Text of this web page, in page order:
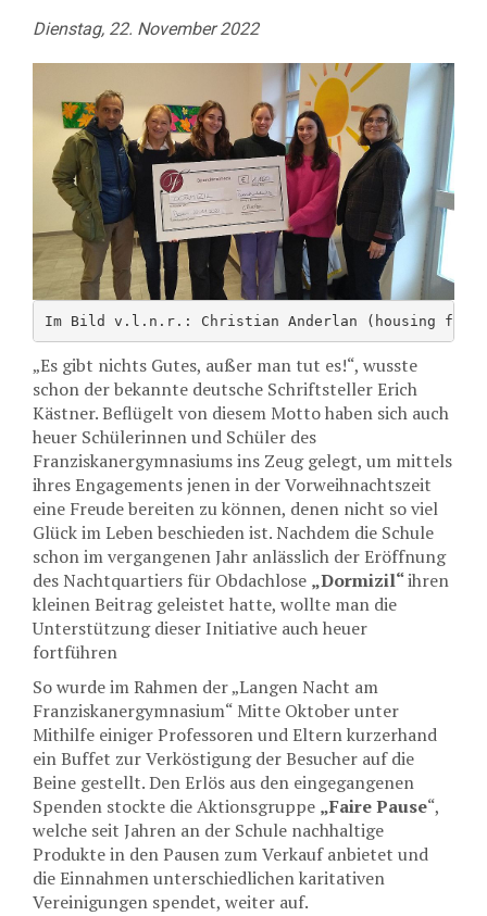
Dienstag, 22. November 2022
Im Bild v.l.n.r.: Christian Anderlan (housing
„Es gibt nichts Gutes, außer man tut es!“, wusste
schon der bekannte deutsche Schriftsteller Erich
Kästner. Beflügelt von diesem Motto haben sich auch
heuer Schülerinnen und Schüler des
Franziskanergymnasiums ins Zeug gelegt, um mittels
ihres Engagements jenen in der Vorweihnachtszeit
eine Freude bereiten zu können, denen nicht so viel
Glück im Leben beschieden ist. Nachdem die Schule
schon im vergangenen Jahr anlässlich der Eröffnung
des Nachtquartiers für Obdachlose „Dormizil“ihren
kleinen Beitrag geleistet hatte, wollte man die
Unterstützung dieser Initiative auch heuer
fortführen
So wurde im Rahmen der „Langen Nacht am
Franziskanergymnasium“ Mitte Oktober unter
Mithilfe einiger Professoren und Eltern kurzerhand
ein Buffet zur Verköstigung der Besucher auf die
Beine gestellt. Den Erlös aus den eingegangenen
Spenden stockte die Aktionsgruppe „Faire Pause“,
welche seit Jahren an der Schule nachhaltige
Produkte in den Pausen zum Verkauf anbietet und
die Einnahmen unterschiedlichen karitativen
Vereinigungen spendet, weiter auf.